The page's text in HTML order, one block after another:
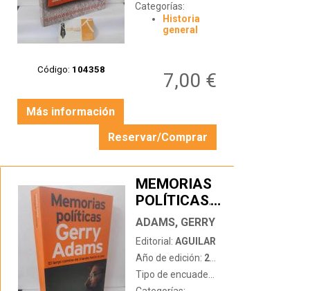
Código: 104358
Categorías:
Historia
general
7,00 €
Más información
Reservar/Comprar
MEMORIAS
POLÍTICAS.
EL LARGO
CAMINO DE
IRLANDA
HACIA LA
PAZ
…
ADAMS, GERRY
Editorial: AGUILAR
Año de edición: 2005
Tipo de encuadernación: